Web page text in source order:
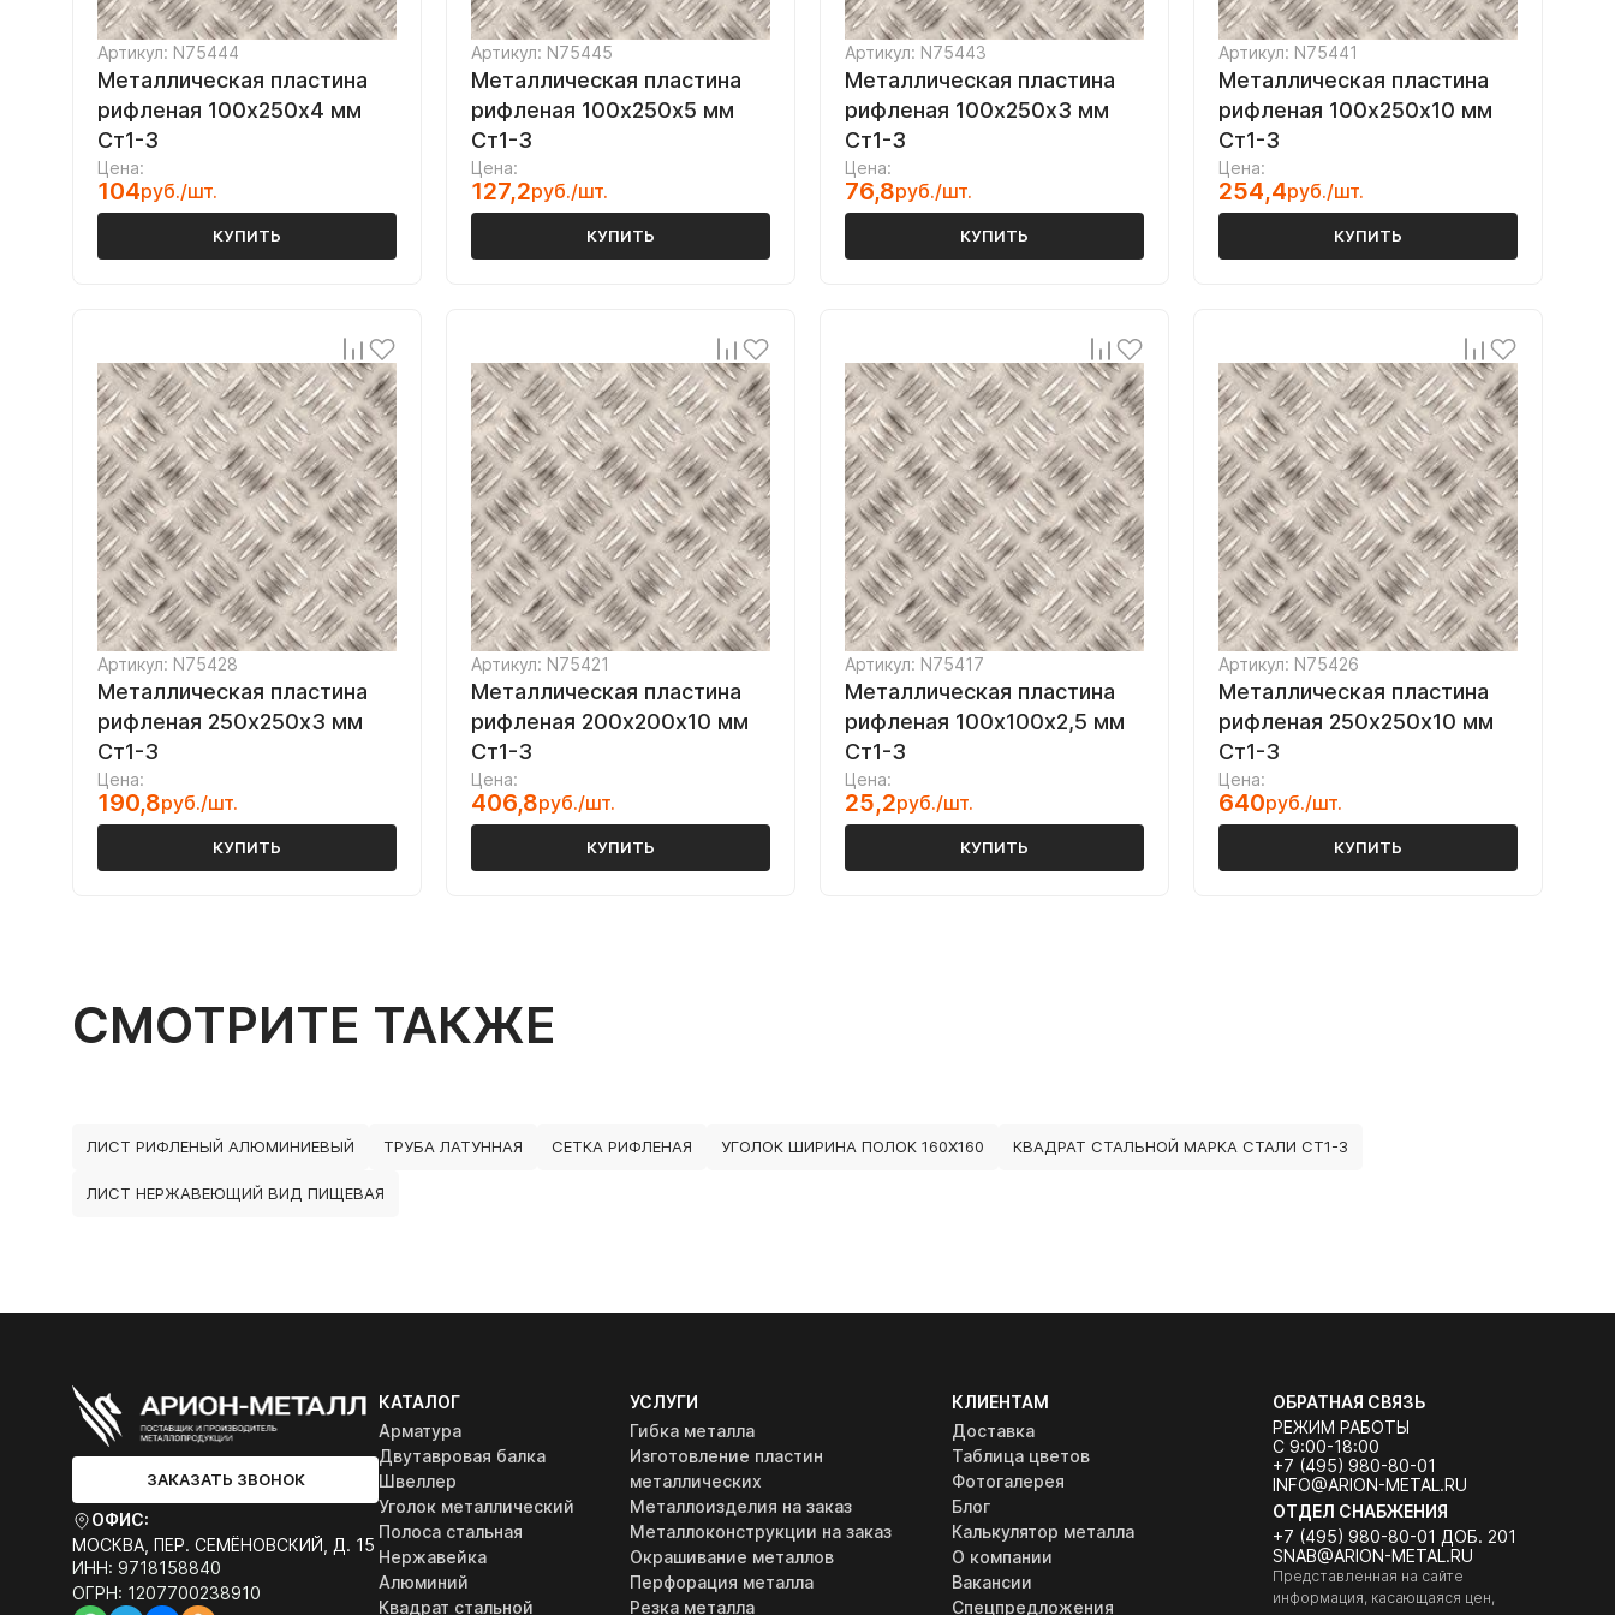
Артикул: N75444
Металлическая пластина
рифленая 100х250х4 мм
Ст1-3
Цена:
104руб./шт.
КУПИТЬ
Артикул: N75445
Металлическая пластина
рифленая 100х250х5 мм
Ст1-3
Цена:
127,2руб./шт.
КУПИТЬ
Артикул: N75443
Металлическая пластина
рифленая 100х250х3 мм
Ст1-3
Цена:
76,8руб./шт.
КУПИТЬ
Артикул: N75441
Металлическая пластина
рифленая 100х250х10 мм
Ст1-3
Цена:
254,4руб./шт.
КУПИТЬ
Артикул: N75428
Металлическая пластина
рифленая 250х250х3 мм
Ст1-3
Цена:
190,8руб./шт.
КУПИТЬ
Артикул: N75421
Металлическая пластина
рифленая 200х200х10 мм
Ст1-3
Цена:
406,8руб./шт.
КУПИТЬ
Артикул: N75417
Металлическая пластина
рифленая 100х100х2,5 мм
Ст1-3
Цена:
25,2руб./шт.
КУПИТЬ
Артикул: N75426
Металлическая пластина
рифленая 250х250х10 мм
Ст1-3
Цена:
640руб./шт.
КУПИТЬ
СМОТРИТЕ ТАКЖЕ
ЛИСТ РИФЛЕНЫЙ АЛЮМИНИЕВЫЙ ТРУБА ЛАТУННАЯ СЕТКА РИФЛЕНАЯ УГОЛОК ШИРИНА ПОЛОК 160Х160 КВАДРАТ СТАЛЬНОЙ МАРКА СТАЛИ СТ1-3
ЛИСТ НЕРЖАВЕЮЩИЙ ВИД ПИЩЕВАЯ
ЗАКАЗАТЬ ЗВОНОК
ОФИС:
МОСКВА, ПЕР. СЕМЁНОВСКИЙ, Д. 15
ИНН: 9718158840
ОГРН: 1207700238910
КАТАЛОГ
Арматура
Двутавровая балка
Швеллер
Уголок металлический
Полоса стальная
Нержавейка
Алюминий
Квадрат стальной
УСЛУГИ
Гибка металла
Изготовление пластин
металлических
Металлоизделия на заказ
Металлоконструкции на заказ
Окрашивание металлов
Перфорация металла
Резка металла
КЛИЕНТАМ
Доставка
Таблица цветов
Фотогалерея
Блог
Калькулятор металла
О компании
Вакансии
Спецпредложения
ОБРАТНАЯ СВЯЗЬ
РЕЖИМ РАБОТЫ
С 9:00-18:00
+7 (495) 980-80-01
INFO@ARION-METAL.RU
ОТДЕЛ СНАБЖЕНИЯ
+7 (495) 980-80-01 ДОБ. 201
SNAB@ARION-METAL.RU
Представленная на сайте
информация, касающаяся цен,